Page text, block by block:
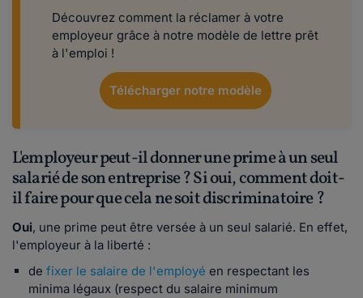
Découvrez comment la réclamer à votre
employeur grâce à notre modèle de lettre prêt
à l'emploi !
Télécharger notre modèle
L'employeur peut-il donner une prime à un seul
salarié de son entreprise ? Si oui, comment doit-
il faire pour que cela ne soit discriminatoire ?
Oui, une prime peut être versée à un seul salarié. En effet,
l'employeur à la liberté :
de fixer le salaire de l'employé en respectant les
minima légaux (respect du salaire minimum